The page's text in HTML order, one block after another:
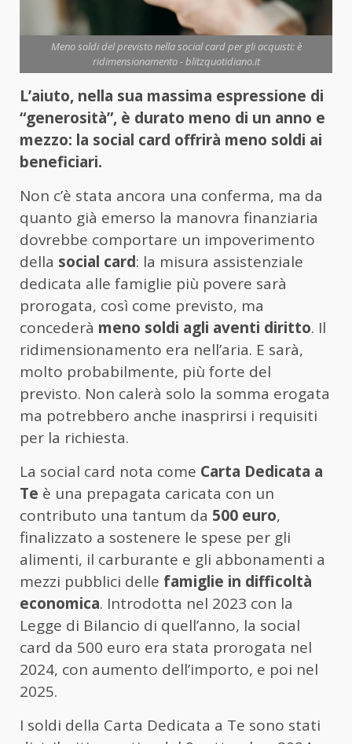
Meno soldi del previsto nella social card per gli acquisti: è
ridimensionamento - blitzquotidiano.it
L’aiuto, nella sua massima espressione di
“generosità”, è durato meno di un anno e
mezzo: la social card offrirà meno soldi ai
beneficiari.
Non c’è stata ancora una conferma, ma da
quanto già emerso la manovra finanziaria
dovrebbe comportare un impoverimento
della social card: la misura assistenziale
dedicata alle famiglie più povere sarà
prorogata, così come previsto, ma
concederà meno soldi agli aventi diritto. Il
ridimensionamento era nell’aria. E sarà,
molto probabilmente, più forte del
previsto. Non calerà solo la somma erogata
ma potrebbero anche inasprirsi i requisiti
per la richiesta.
La social card nota come Carta Dedicata a
Te è una prepagata caricata con un
contributo una tantum da 500 euro,
finalizzato a sostenere le spese per gli
alimenti, il carburante e gli abbonamenti a
mezzi pubblici delle famiglie in difficoltà
economica. Introdotta nel 2023 con la
Legge di Bilancio di quell’anno, la social
card da 500 euro era stata prorogata nel
2024, con aumento dell’importo, e poi nel
2025.
I soldi della Carta Dedicata a Te sono stati